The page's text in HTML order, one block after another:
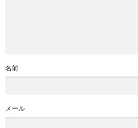
名前
メール